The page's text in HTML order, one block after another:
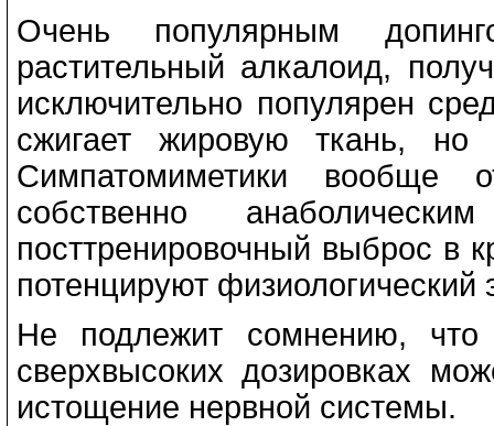
Очень популярным
растительный алкалоид,
исключительно популярен
сжигает жировую ткань,
Симпатомиметики вообще
собственно
посттренировочный выброс в
потенцируют
Не подлежит сомнению,
сверхвысоких дозировках
истощение нервной системы.